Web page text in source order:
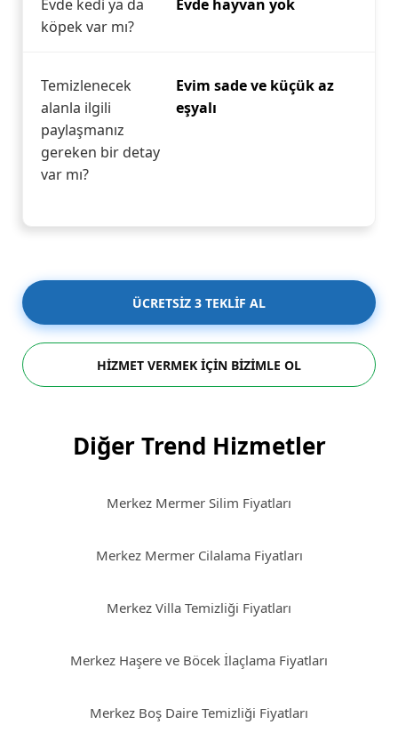
Evde kedi ya da
köpek var mı?
Evde hayvan yok
Temizlenecek
alanla ilgili
paylaşmanız
gereken bir detay
var mı?
Evim sade ve küçük az
eşyalı
ÜCRETSİZ 3 TEKLİF AL
HİZMET VERMEK İÇİN BİZİMLE OL
Diğer Trend Hizmetler
Merkez Mermer Silim Fiyatları
Merkez Mermer Cilalama Fiyatları
Merkez Villa Temizliği Fiyatları
Merkez Haşere ve Böcek İlaçlama Fiyatları
Merkez Boş Daire Temizliği Fiyatları